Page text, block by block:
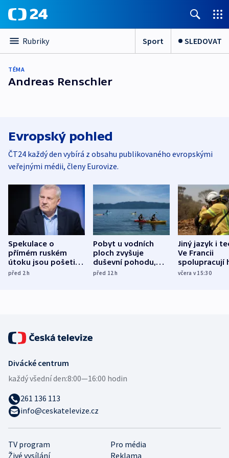
Rubriky Sport SLEDOVAT
TÉMA
Andreas Renschler
Evropský pohled
ČT24 každý den vybírá z obsahu publikovaného evropskými
veřejnými médii, členy Eurovize.
Spekulace o
přímém ruském
útoku jsou pošetilé,
míní estonský
před 2h
Pobyt u vodních
ploch zvyšuje
duševní pohodu,
ukázala
před 12h
Jiný jazyk i
Ve Francii
spolupracují
různých zemí
včera v 15:30
TV program
Pro média
Živé vysílání
Reklama
Divácké centrum
každý všední den:8:00—16:00 hodin
261 136 113
info@ceskatelevize.cz